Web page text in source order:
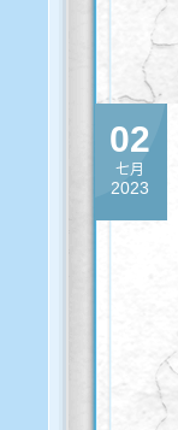
02
七月
2023